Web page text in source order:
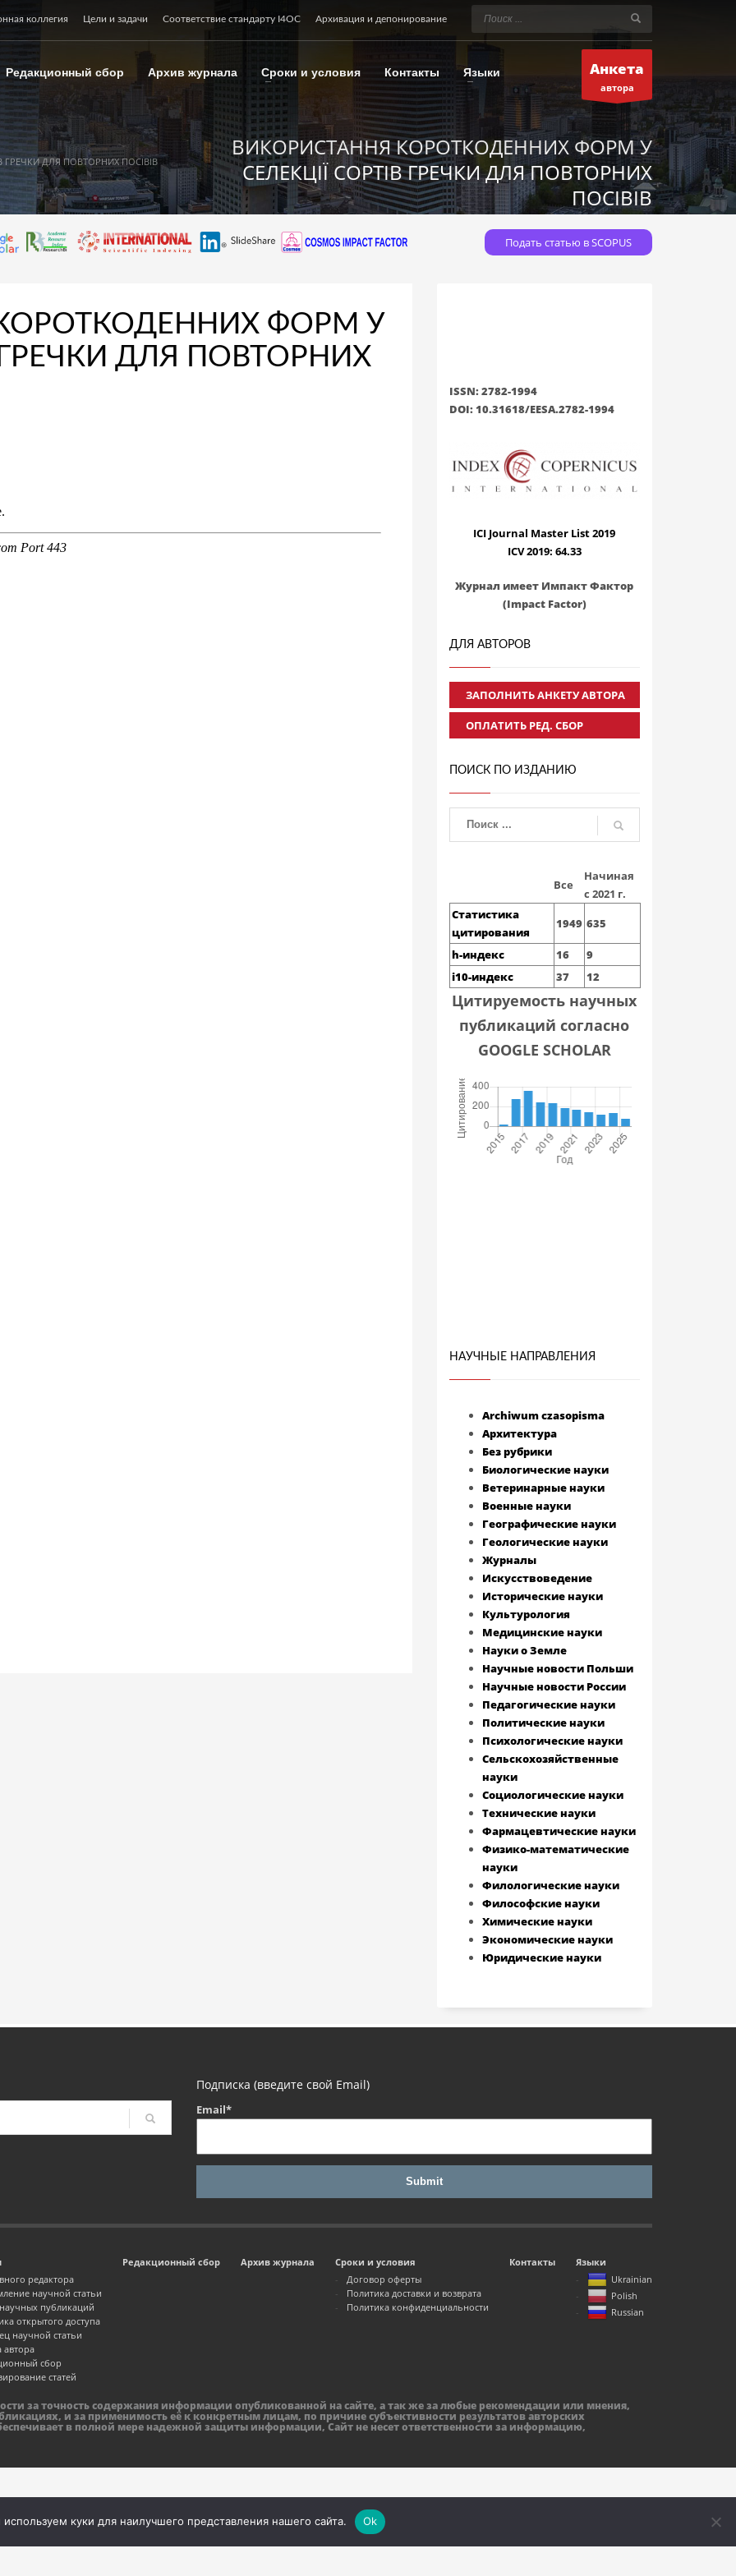
коллегия Цели и задачи Соответствие стандарту I4OC Архивация и депонирование
Редакционный сбор Архив журнала Сроки и условия Контакты Языки Анкета
автора
ДЛЯ ПОВТОРНИХ ПОСІВІВ
ВИКОРИСТАННЯ КОРОТКОДЕННИХ ФОРМ У
СЕЛЕКЦІЇ СОРТІВ ГРЕЧКИ ДЛЯ ПОВТОРНИХ
ПОСІВІВ
Подать статью в SCOPUS
ФОРМ У
ГРЕЧКИ ДЛЯ ПОВТОРНИХ
ISSN: 2782-1994
DOI: 10.31618/EESA.2782-1994
ICI Journal Master List 2019
ICV 2019: 64.33
Журнал имеет Импакт Фактор
(Impact Factor)
ДЛЯ АВТОРОВ
ЗАПОЛНИТЬ АНКЕТУ АВТОРА
ОПЛАТИТЬ РЕД. СБОР
ПОИСК ПО ИЗДАНИЮ
Все
Начиная
с 2021 г.
Статистика
цитирования
1949 635
h-индекс 16
9
i10-индекс
37 12
Цитируемость научных
публикаций согласно
GOOGLE SCHOLAR
НАУЧНЫЕ НАПРАВЛЕНИЯ
Archiwum czasopisma
Архитектура
Без рубрики
Биологические науки
Ветеринарные науки
Военные науки
Географические науки
Геологические науки
Журналы
Искусствоведение
Исторические науки
Культурология
Медицинские науки
Науки о Земле
Научные новости Польши
Научные новости России
Педагогические науки
Политические науки
Психологические науки
Сельскохозяйственные
науки
Социологические науки
Технические науки
Фармацевтические науки
Физико-математические
науки
Филологические науки
Философские науки
Химические науки
Экономические науки
Юридические науки
Подписка (введите свой Email)
Email*
редактора
научной статьи
публикаций
открытого доступа
научной статьи
автора
сбор
статей
Редакционный сбор Архив журнала
Сроки и условия
Договор оферты
Политика доставки и возврата
Политика конфиденциальности
Контакты
Языки
Ukrainian
Polish
Russian
за точность содержания информации опубликованной на сайте, а так же за любые рекомендации или мнения,
и за применимость её к конкретным лицам, по причине субъективности результатов авторских
в полной мере надежной защиты информации, Сайт не несет ответственности за информацию,
куки для наилучшего представления нашего сайта. Ok